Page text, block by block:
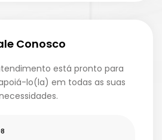
Conosco
está pronto para
lo(la) em todas as suas